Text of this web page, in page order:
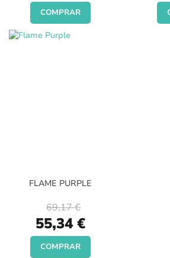
COMPRAR
FLAME PURPLE
Special
Price
55,34 €
69,17 €
COMPRAR